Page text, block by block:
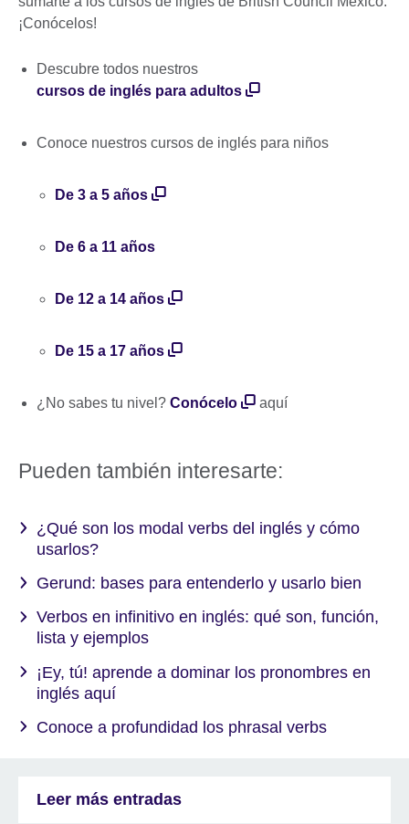
¡Conócelos!
Descubre todos nuestros
cursos de inglés para adultos
Conoce nuestros cursos de inglés para niños
De 3 a 5 años
De 6 a 11 años
De 12 a 14 años
De 15 a 17 años
¿No sabes tu nivel? Conócelo aquí
Pueden también interesarte:
¿Qué son los modal verbs del inglés y cómo
usarlos?
Gerund: bases para entenderlo y usarlo bien
Verbos en infinitivo en inglés: qué son, función,
lista y ejemplos
¡Ey, tú! aprende a dominar los pronombres en
inglés aquí
Conoce a profundidad los phrasal verbs
Leer más entradas